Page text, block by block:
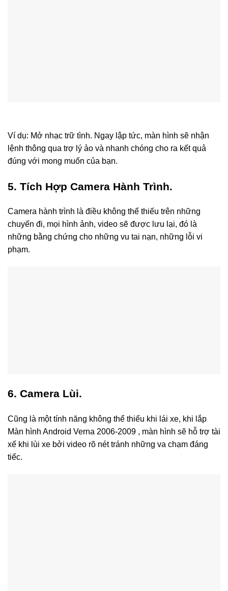
Ví dụ: Mở nhạc trữ tình. Ngay lập tức, màn hình sẽ nhận
lệnh thông qua trợ lý ảo và nhanh chóng cho ra kết quả
đúng với mong muốn của bạn.
5. Tích Hợp Camera Hành Trình.
Camera hành trình là điều không thể thiếu trên những
chuyến đi, mọi hình ảnh, video sẽ được lưu lại, đó là
những bằng chứng cho những vu tai nạn, những lỗi vi
phạm.
6. Camera Lùi.
Cũng là một tính năng không thể thiếu khi lái xe, khi lắp
Màn hình Android Verna 2006-2009 , màn hình sẽ hỗ trợ tài
xế khi lùi xe bởi video rõ nét tránh những va chạm đáng
tiếc.